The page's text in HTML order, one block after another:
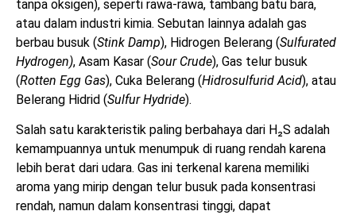
tanpa oksigen), seperti rawa-rawa, tambang batu bara,
atau dalam industri kimia. Sebutan lainnya adalah gas
berbau busuk (Stink Damp), Hidrogen Belerang (Sulfurated
Hydrogen), Asam Kasar (Sour Crude), Gas telur busuk
(Rotten Egg Gas), Cuka Belerang (Hidrosulfurid Acid), atau
Belerang Hidrid (Sulfur Hydride).
Salah satu karakteristik paling berbahaya dari H₂S adalah
kemampuannya untuk menumpuk di ruang rendah karena
lebih berat dari udara. Gas ini terkenal karena memiliki
aroma yang mirip dengan telur busuk pada konsentrasi
rendah, namun dalam konsentrasi tinggi, dapat